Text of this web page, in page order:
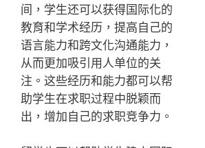
间，学生还可以获得国际化的
教育和学术经历，提高自己的
语言能力和跨文化沟通能力，
从而更加吸引用人单位的关
注。这些经历和能力都可以帮
助学生在求职过程中脱颖而
出，增加自己的求职竞争力。